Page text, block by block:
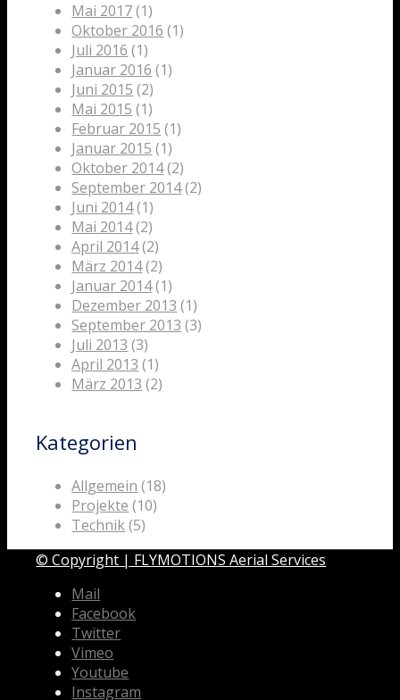
Mai 2017(1)
Oktober 2016 (1)
Juli 2016 (1)
Januar 2016 (1)
Juni 2015 (2)
Mai 2015 (1)
Februar 2015 (1)
Januar 2015 (1)
Oktober 2014(2)
September 2014(2)
Juni 2014(1)
Mai 2014(2)
April 2014(2)
März 2014(2)
Januar 2014(1)
Dezember 2013 (1)
September 2013 (3)
Juli 2013 (3)
April 2013 (1)
März 2013 (2)
Kategorien
Allgemein (18)
Projekte (10)
Technik(5)
© Copyright | FLYMOTIONS Aerial Services
Mail
Facebook
Twitter
Vimeo
Youtube
Instagram